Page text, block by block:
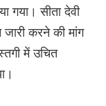
गया। सीता देवी
जारी करने की मांग
में उचित